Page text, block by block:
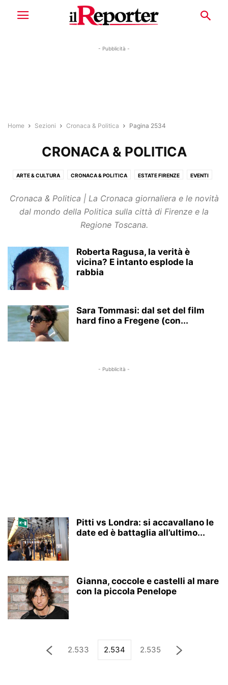
- Pubblicità -
Home Sezioni Cronaca & Politica Pagina 2534
CRONACA & POLITICA
ARTE & CULTURA CRONACA & POLITICA ESTATE FIRENZE EVENTI
Cronaca & Politica | La Cronaca giornaliera e le novità
dal mondo della Politica sulla città di Firenze e la
Regione Toscana.
Roberta Ragusa, la verità è
vicina? E intanto esplode la
rabbia
Sara Tommasi: dal set del film
hard fino a Fregene (con...
- Pubblicità -
Pitti vs Londra: si accavallano le
date ed è battaglia all’ultimo...
Gianna, coccole e castelli al mare
con la piccola Penelope
2.533 2.534 2.535